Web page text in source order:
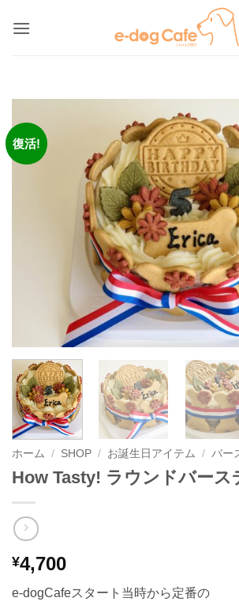
復活!
ホーム / SHOP / お誕生日アイテム / バー
How Tasty! ラウンドバース
¥4,700
e-dogCafeスタート当時から定番の